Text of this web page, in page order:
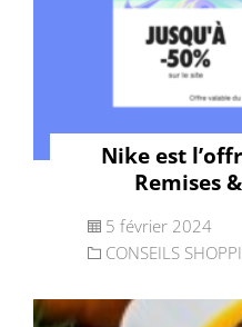
Nike est
Remises
5 février 2024
CONSEILS